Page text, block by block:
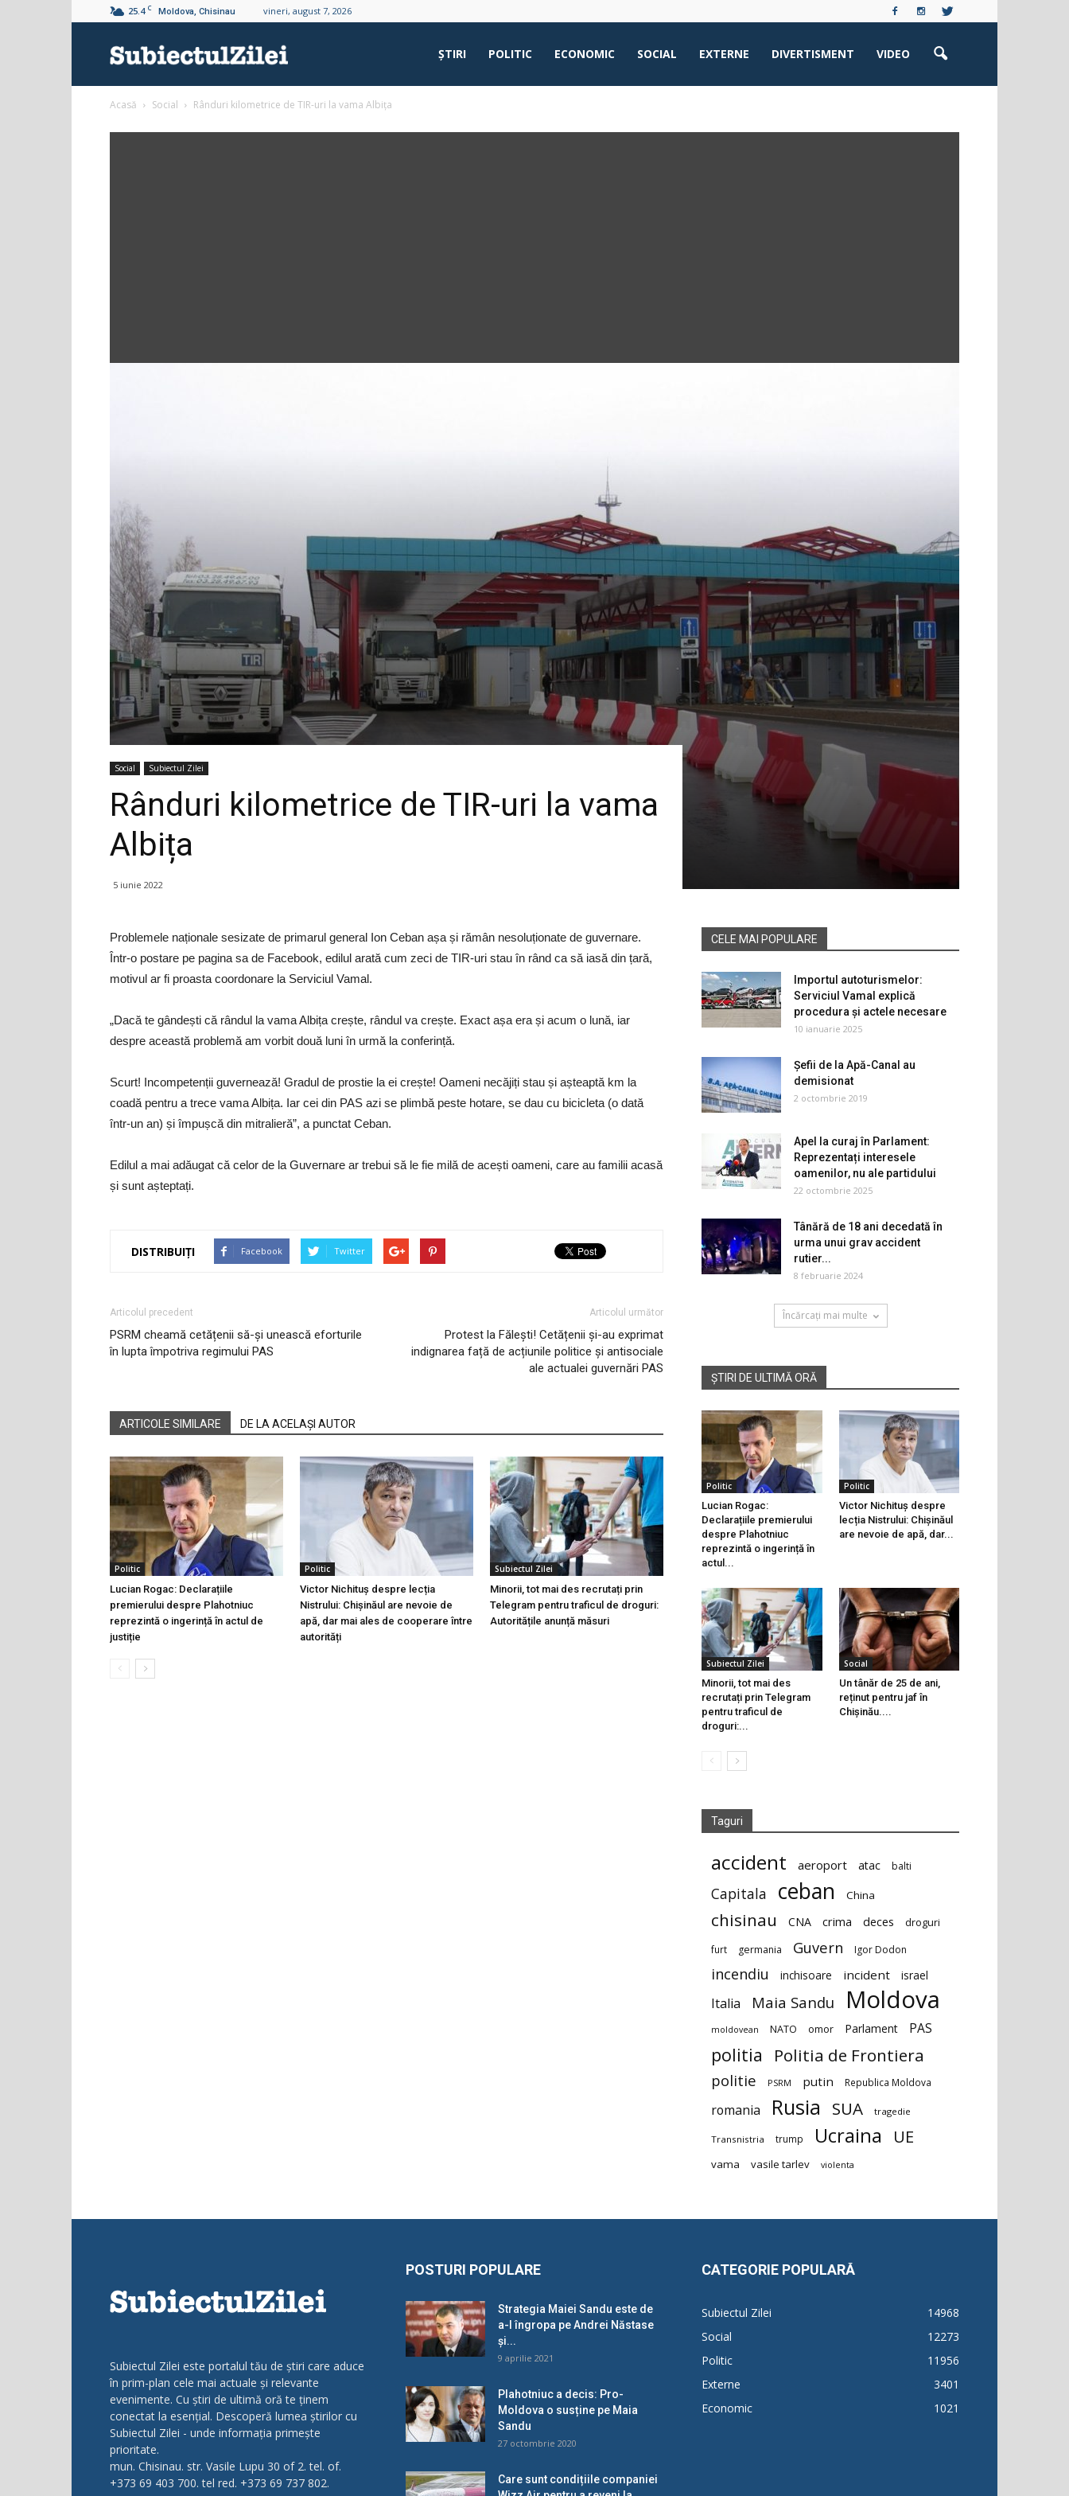
25.4 C Moldova, Chisinau vineri, august 7, 2026
ŞTIRI POLITIC ECONOMIC SOCIAL EXTERNE DIVERTISMENT VIDEO
Acasă Social Rânduri kilometrice de TIR-uri la vama Albița
Social Subiectul Zilei
Rânduri kilometrice de TIR-uri la vama
Albița
5 iunie 2022
Problemele naționale sesizate de primarul general Ion Ceban așa și rămân nesoluționate de guvernare.
Într-o postare pe pagina sa de Facebook, edilul arată cum zeci de TIR-uri stau în rând ca să iasă din țară,
motivul ar fi proasta coordonare la Serviciul Vamal.
„Dacă te gândești că rândul la vama Albița crește, rândul va crește. Exact așa era și acum o lună, iar
despre această problemă am vorbit două luni în urmă la conferință.
Scurt! Incompetenții guvernează! Gradul de prostie la ei crește! Oameni necăjiți stau și așteaptă km la
coadă pentru a trece vama Albița. Iar cei din PAS azi se plimbă peste hotare, se dau cu bicicleta (o dată
într-un an) și împușcă din mitralieră”, a punctat Ceban.
Edilul a mai adăugat că celor de la Guvernare ar trebui să le fie milă de acești oameni, care au familii acasă
și sunt așteptați.
DISTRIBUIȚI Facebook Twitter
Articolul precedent
PSRM cheamă cetățenii să-și unească eforturile
în lupta împotriva regimului PAS
Articolul următor
Protest la Fălești! Cetățenii și-au exprimat
indignarea față de acțiunile politice și antisociale
ale actualei guvernări PAS
ARTICOLE SIMILARE DE LA ACELAȘI AUTOR
Politic
Lucian Rogac: Declarațiile
premierului despre Plahotniuc
reprezintă o ingerință în actul de
justiție
Politic
Victor Nichituș despre lecția
Nistrului: Chișinăul are nevoie de
apă, dar mai ales de cooperare între
autorități
Subiectul Zilei
Minorii, tot mai des recrutați prin
Telegram pentru traficul de droguri:
Autoritățile anunță măsuri
CELE MAI POPULARE
Importul autoturismelor:
Serviciul Vamal explică
procedura și actele necesare
10 ianuarie 2025
Șefii de la Apă-Canal au
demisionat
2 octombrie 2019
Apel la curaj în Parlament:
Reprezentați interesele
oamenilor, nu ale partidului
22 octombrie 2025
Tânără de 18 ani decedată în
urma unui grav accident
rutier...
8 februarie 2024
Încărcați mai multe
ȘTIRI DE ULTIMĂ ORĂ
Politic
Lucian Rogac:
Declarațiile premierului
despre Plahotniuc
reprezintă o ingerință în
actul...
Politic
Victor Nichituș despre
lecția Nistrului: Chișinăul
are nevoie de apă, dar...
Subiectul Zilei
Minorii, tot mai des
recrutați prin Telegram
pentru traficul de
droguri:...
Social
Un tânăr de 25 de ani,
reținut pentru jaf în
Chișinău....
Taguri
accident aeroport atac balti
Capitala ceban China
chisinau CNA crima deces droguri
furt germania Guvern Igor Dodon
incendiu inchisoare incident israel
Italia Maia Sandu Moldova
moldovean NATO omor Parlament PAS
politia Politia de Frontiera
politie PSRM putin Republica Moldova
romania Rusia SUA tragedie
Transnistria trump Ucraina UE
vama vasile tarlev violenta
Subiectul Zilei este portalul tău de știri care aduce
în prim-plan cele mai actuale și relevante
evenimente. Cu știri de ultimă oră te ținem
conectat la esențial. Descoperă lumea știrilor cu
Subiectul Zilei - unde informația primește
prioritate.
mun. Chisinau. str. Vasile Lupu 30 of 2. tel. of.
+373 69 403 700. tel red. +373 69 737 802.
POSTURI POPULARE
Strategia Maiei Sandu este de
a-l îngropa pe Andrei Năstase
și...
9 aprilie 2021
Plahotniuc a decis: Pro-
Moldova o susține pe Maia
Sandu
27 octombrie 2020
Care sunt condițiile companiei
CATEGORIE POPULARĂ
Subiectul Zilei
14968
Social
12273
Politic
11956
Externe
3401
Economic
1021